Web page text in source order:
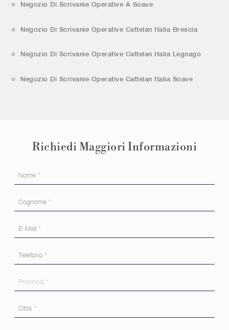
Negozio Di Scrivanie Operative A Soave
Negozio Di Scrivanie Operative Cattelan Italia Brescia
Negozio Di Scrivanie Operative Cattelan Italia Legnago
Negozio Di Scrivanie Operative Cattelan Italia Soave
Richiedi Maggiori Informazioni